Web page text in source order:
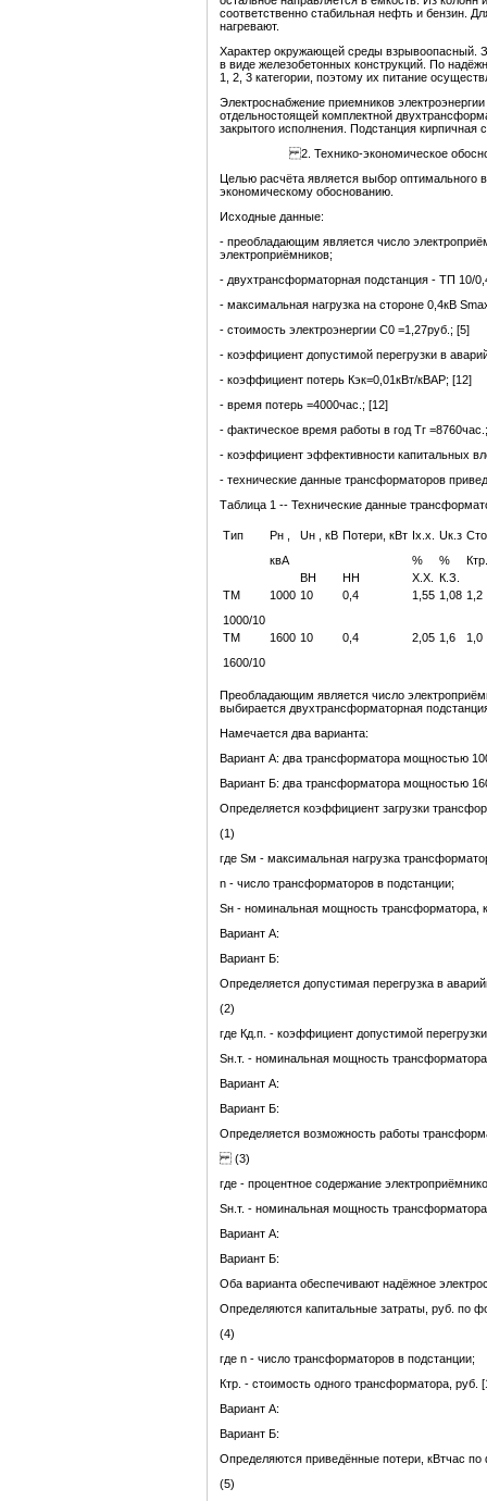
соответственно стабильная нефть и бензин.
нагревают.
Характер окружающей среды взрывоопасный.
в виде железобетонных конструкций. По
1, 2, 3 категории, поэтому их питание
Электроснабжение приемников
отдельностоящей комплектной
закрытого исполнения. Подстанция
2. Технико-экономическое
Целью расчёта является выбор оптимального
экономическому обоснованию.
Исходные данные:
- преобладающим является число
электроприёмников;
- двухтрансформаторная подстанция - ТП 10/
- максимальная нагрузка на стороне 0,4кВ
- стоимость электроэнергии С0 =1,27руб.; [5]
- коэффициент допустимой перегрузки в
- коэффициент потерь Кэк=0,01кВт/кВАР; [12]
- время потерь =4000час.; [12]
- фактическое время работы в год Тг =8760час.;
- коэффициент эффективности капитальных
- технические данные трансформаторов
Таблица 1 -- Технические данные
Тип
Рн ,
квА
Uн , кВ Потери, кВт Iх.х.
%
Uк.з
%
Ктр.
ВН
НН Х.Х.
К.З.
ТМ
1000/10
1000 10 0,4 1,55 1,08 1,2
ТМ
1600/10
1600 10 0,4 2,05 1,6 1,0
Преобладающим является число
выбирается двухтрансформаторная
Намечается два варианта:
Вариант А: два трансформатора мощностью
Вариант Б: два трансформатора мощностью
Определяется коэффициент загрузки
(1)
где Sм - максимальная нагрузка
n - число трансформаторов в подстанции;
Sн - номинальная мощность трансформатора,
Вариант А:
Вариант Б:
Определяется допустимая перегрузка в
(2)
где Кд.п. - коэффициент допустимой
Sн.т. - номинальная мощность
Вариант А:
Вариант Б:
Определяется возможность работы
(3)
где - процентное содержание
Sн.т. - номинальная мощность
Вариант А:
Вариант Б:
Оба варианта обеспечивают надёжное
Определяются капитальные затраты, руб. по
(4)
где n - число трансформаторов в подстанции;
Ктр. - стоимость одного трансформатора, руб.
Вариант А:
Вариант Б:
Определяются приведённые потери, кВтчас
(5)